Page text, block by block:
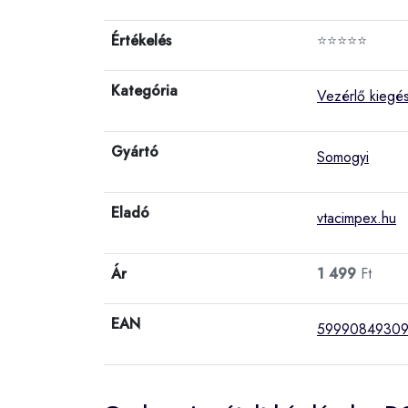
Értékelés ⭐⭐⭐⭐⭐
Kategória Vezérlő
Gyártó Somogyi
Eladó vtacimpex.hu
Ár 1 499 Ft
EAN